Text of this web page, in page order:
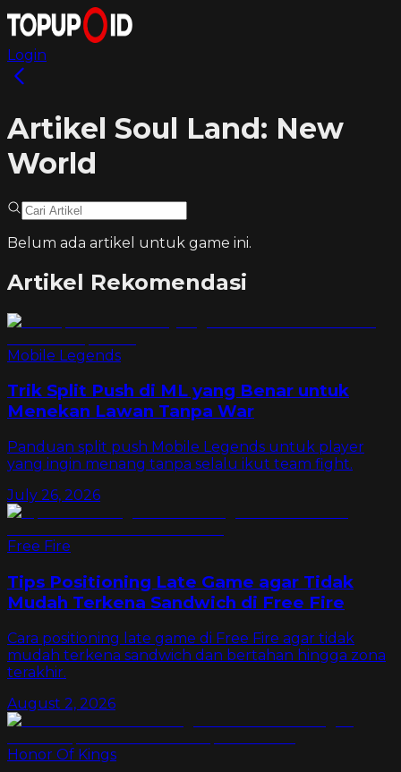
Login
Artikel Soul Land: New
World
Belum ada artikel untuk game ini.
Artikel Rekomendasi
Mobile Legends
Trik Split Push di ML yang Benar untuk
Menekan Lawan Tanpa War
Panduan split push Mobile Legends untuk player
yang ingin menang tanpa selalu ikut team fight.
July 26, 2026
Free Fire
Tips Positioning Late Game agar Tidak
Mudah Terkena Sandwich di Free Fire
Cara positioning late game di Free Fire agar tidak
mudah terkena sandwich dan bertahan hingga zona
terakhir.
August 2, 2026
Honor Of Kings